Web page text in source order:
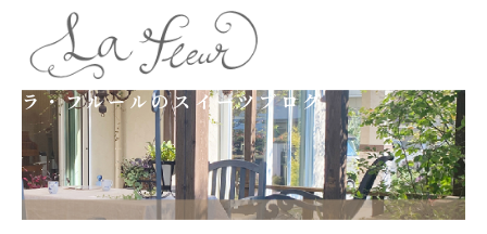
ラ・フルールのスイーツブログ